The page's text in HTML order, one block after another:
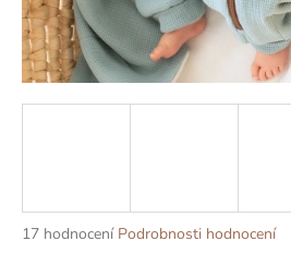
Průměrné
17 hodnocení Podrobnosti hodnocení
a
j
í
t